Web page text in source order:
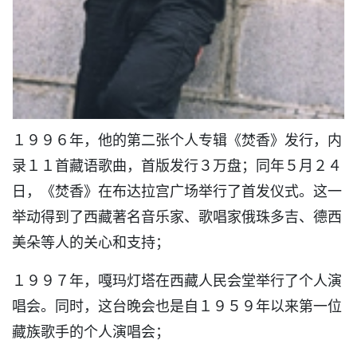
１９９６年，他的第二张个人专辑《焚香》发行，内
录１１首藏语歌曲，首版发行３万盘；同年５月２４
日，《焚香》在布达拉宫广场举行了首发仪式。这一
举动得到了西藏著名音乐家、歌唱家俄珠多吉、德西
美朵等人的关心和支持；
１９９７年，嘎玛灯塔在西藏人民会堂举行了个人演
唱会。同时，这台晚会也是自１９５９年以来第一位
藏族歌手的个人演唱会；